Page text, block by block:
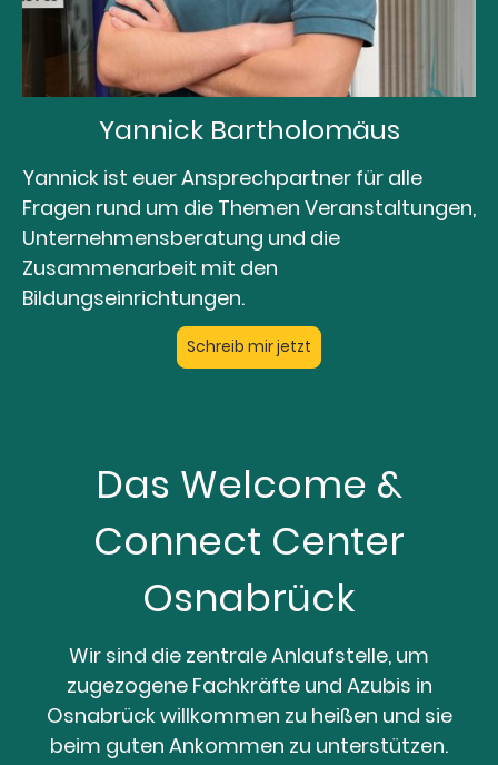
Yannick Bartholomäus
Yannick ist euer Ansprechpartner für alle
Fragen rund um die Themen Veranstaltungen,
Unternehmensberatung und die
Zusammenarbeit mit den
Bildungseinrichtungen.
Schreib mir jetzt
Das Welcome &
Connect Center
Osnabrück
Wir sind die zentrale Anlaufstelle, um
zugezogene Fachkräfte und Azubis in
Osnabrück willkommen zu heißen und sie
beim guten Ankommen zu unterstützen.